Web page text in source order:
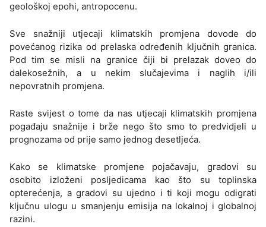
geološkoj epohi, antropocenu.
Sve snažniji utjecaji klimatskih promjena dovode do
povećanog rizika od prelaska određenih ključnih granica.
Pod tim se misli na granice čiji bi prelazak doveo do
dalekosežnih, a u nekim slučajevima i naglih i/ili
nepovratnih promjena.
Raste svijest o tome da nas utjecaji klimatskih promjena
pogađaju snažnije i brže nego što smo to predvidjeli u
prognozama od prije samo jednog desetljeća.
Kako se klimatske promjene pojačavaju, gradovi su
osobito izloženi posljedicama kao što su toplinska
opterećenja, a gradovi su ujedno i ti koji mogu odigrati
ključnu ulogu u smanjenju emisija na lokalnoj i globalnoj
razini.